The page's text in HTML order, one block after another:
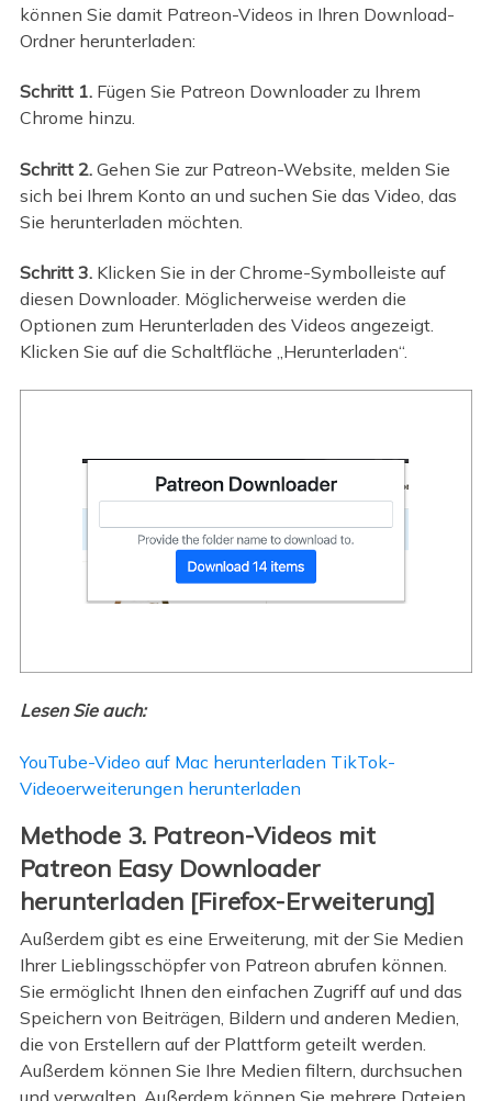
können Sie damit Patreon-Videos in Ihren Download-
Ordner herunterladen:
Schritt 1.Fügen Sie Patreon Downloader zu Ihrem
Chrome hinzu.
Schritt 2.Gehen Sie zur Patreon-Website, melden Sie
sich bei Ihrem Konto an und suchen Sie das Video, das
Sie herunterladen möchten.
Schritt 3.Klicken Sie in der Chrome-Symbolleiste auf
diesen Downloader. Möglicherweise werden die
Optionen zum Herunterladen des Videos angezeigt.
Klicken Sie auf die Schaltfläche „Herunterladen“.
Lesen Sie auch:
YouTube-Video auf Mac herunterladen TikTok-
Videoerweiterungen herunterladen
Methode 3. Patreon-Videos mit
Patreon Easy Downloader
herunterladen [Firefox-Erweiterung]
Außerdem gibt es eine Erweiterung, mit der Sie Medien
Ihrer Lieblingsschöpfer von Patreon abrufen können.
Sie ermöglicht Ihnen den einfachen Zugriff auf und das
Speichern von Beiträgen, Bildern und anderen Medien,
die von Erstellern auf der Plattform geteilt werden.
Außerdem können Sie Ihre Medien filtern, durchsuchen
und verwalten. Außerdem können Sie mehrere Dateien